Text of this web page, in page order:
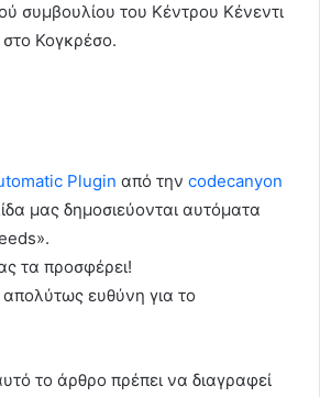
συμβουλίου του Κέντρου Κένεντι
Κογκρέσο.
Plugin από την codecanyon
μας δημοσιεύονται αυτόματα
τα προσφέρει!
ευθύνη για το
το άρθρο πρέπει να διαγραφεί